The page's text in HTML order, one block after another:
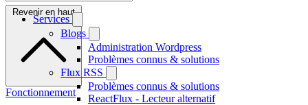
Services
Blogs
Administration Wordpress
Problèmes connus & solutions
Flux RSS
Problèmes connus & solutions
ReactFlux - Lecteur alternatif
Revenir en haut
Fonctionnement